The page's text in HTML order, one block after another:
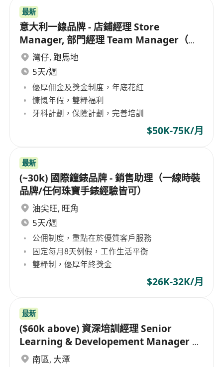
最新
意大利一線品牌 - 店鋪經理 Store
Manager, 部門經理 Team Manager（港
島區）
灣仔, 跑馬地
5天/週
優厚佣金及獎金制度，年底花紅
慷慨年假，雙糧福利
牙科計劃，保險計劃，完善培訓
$50K-75K/月
最新
(~30k) 國際鐘錶品牌 - 銷售助理（一線時裝
品牌/任何珠寶手錶經驗皆可）
油尖旺, 旺角
5天/週
公佣制度，重點在於優質客戶服務
固定每月8天例假，工作生活平衡
雙糧制，優厚年終獎金
$26K-32K/月
最新
($60k above) 資深培訓經理 Senior
Learning & Developement Manager –
高級鐘錶 multi-brand
南區, 大潭